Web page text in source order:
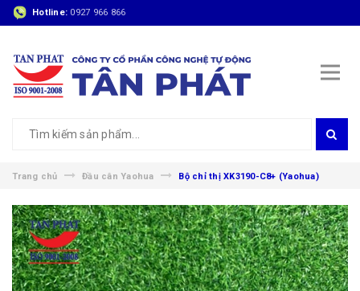
Hotline: 0927 966 866
Trang chủ Đầu cân Yaohua Bộ chỉ thị XK3190-C8+ (Yaohua)